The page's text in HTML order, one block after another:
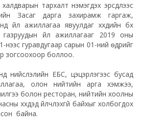
тархалт нэмэгдэх эрсдлээс
Засаг дарга захирамж гаргаж,
үйл ажиллагаа явуулдаг хүүхдийн бүх
үйл ажиллагааг 2019 оны
нээс гуравдугаар сарын 01-ний өдрийг
зогсоохоор боллоо.
нийслэлийн ЕБС, цэцэрлэгээс бусад
олон нийтийн арга хэмжээ,
болон ресторан, нийтийн хоолны
хүүхдэд үйлчлэхгүй байхыг холбогдох
байна.